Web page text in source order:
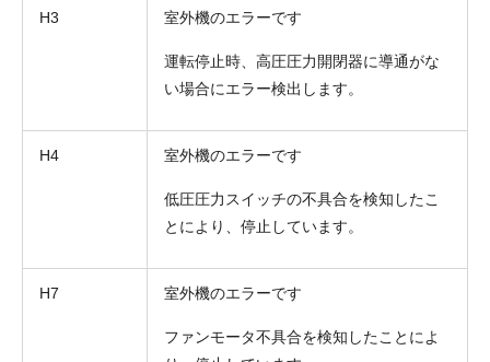
H3 室外機のエラーです
運転停止時、高圧圧力開閉器に導通がな
い場合にエラー検出します。
H4 室外機のエラーです
低圧圧力スイッチの不具合を検知したこ
とにより、停止しています。
H7 室外機のエラーです
ファンモータ不具合を検知したことによ